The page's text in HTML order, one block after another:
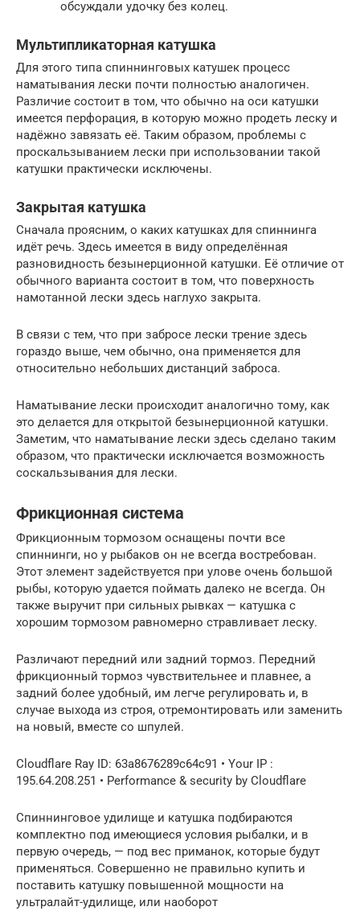
обсуждали удочку без колец.
Мультипликаторная катушка
Для этого типа спиннинговых катушек процесс
наматывания лески почти полностью аналогичен.
Различие состоит в том, что обычно на оси катушки
имеется перфорация, в которую можно продеть леску и
надёжно завязать её. Таким образом, проблемы с
проскальзыванием лески при использовании такой
катушки практически исключены.
Закрытая катушка
Сначала проясним, о каких катушках для спиннинга
идёт речь. Здесь имеется в виду определённая
разновидность безынерционной катушки. Её отличие от
обычного варианта состоит в том, что поверхность
намотанной лески здесь наглухо закрыта.
В связи с тем, что при забросе лески трение здесь
гораздо выше, чем обычно, она применяется для
относительно небольших дистанций заброса.
Наматывание лески происходит аналогично тому, как
это делается для открытой безынерционной катушки.
Заметим, что наматывание лески здесь сделано таким
образом, что практически исключается возможность
соскальзывания для лески.
Фрикционная система
Фрикционным тормозом оснащены почти все
спиннинги, но у рыбаков он не всегда востребован.
Этот элемент задействуется при улове очень большой
рыбы, которую удается поймать далеко не всегда. Он
также выручит при сильных рывках — катушка с
хорошим тормозом равномерно стравливает леску.
Различают передний или задний тормоз. Передний
фрикционный тормоз чувствительнее и плавнее, а
задний более удобный, им легче регулировать и, в
случае выхода из строя, отремонтировать или заменить
на новый, вместе со шпулей.
Cloudflare Ray ID: 63a8676289c64c91 • Your IP :
195.64.208.251 • Performance & security by Cloudflare
Спиннинговое удилище и катушка подбираются
комплектно под имеющиеся условия рыбалки, и в
первую очередь, — под вес приманок, которые будут
применяться. Совершенно не правильно купить и
поставить катушку повышенной мощности на
ультралайт-удилище, или наоборот